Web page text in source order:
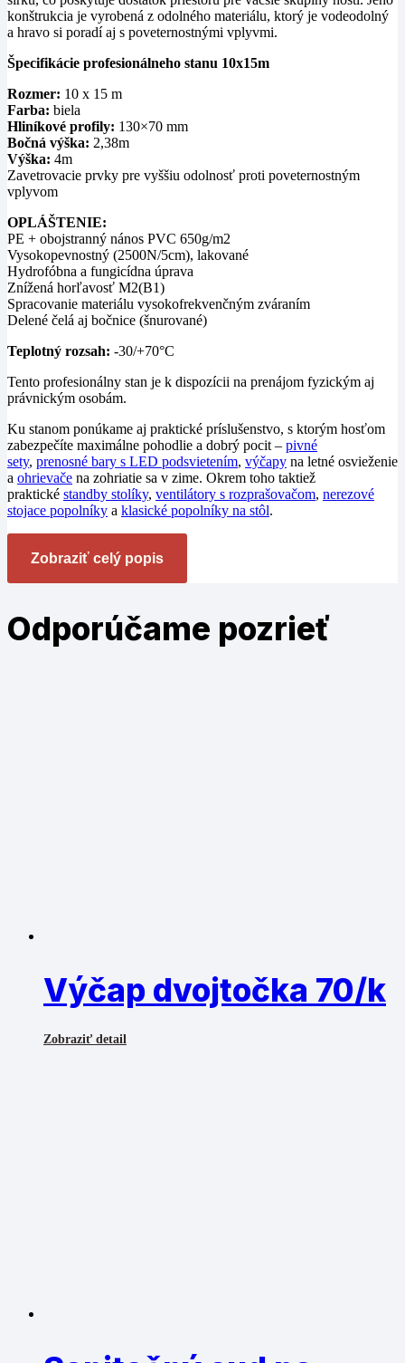
konštrukcia je vyrobená z odolného materiálu, ktorý je vodeodolný
a hravo si poradí aj s poveternostnými vplyvmi.
Špecifikácie profesionálneho stanu 10x15m
Rozmer: 10 x 15 m
Farba: biela
Hliníkové profily: 130×70 mm
Bočná výška: 2,38m
Výška: 4m
Zavetrovacie prvky pre vyššiu odolnosť proti poveternostným
vplyvom
OPLÁŠTENIE:
PE + obojstranný nános PVC 650g/m2
Vysokopevnostný (2500N/5cm), lakované
Hydrofóbna a fungicídna úprava
Znížená horľavosť M2(B1)
Spracovanie materiálu vysokofrekvenčným zváraním
Delené čelá aj bočnice (šnurované)
Teplotný rozsah: -30/+70°C
Tento profesionálny stan je k dispozícii na prenájom fyzickým aj
právnickým osobám.
Ku stanom ponúkame aj praktické príslušenstvo, s ktorým hosťom
zabezpečíte maximálne pohodlie a dobrý pocit – pivné
sety, prenosné bary s LED podsvietením, výčapy na letné osvieženie
a ohrievače na zohriatie sa v zime. Okrem toho taktiež
praktické standby stolíky, ventilátory s rozprašovačom, nerezové
stojace popolníky a klasické popolníky na stôl.
Zobraziť celý popis
Odporúčame pozrieť
Výčap dvojtočka 70/k
Zobraziť detail